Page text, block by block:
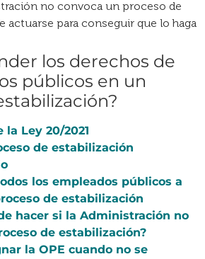
los derechos de
públicos en un
la Ley 20/2021
de estabilización
los empleados públicos a
de estabilización
hacer si la Administración no
de estabilización?
la OPE cuando no se